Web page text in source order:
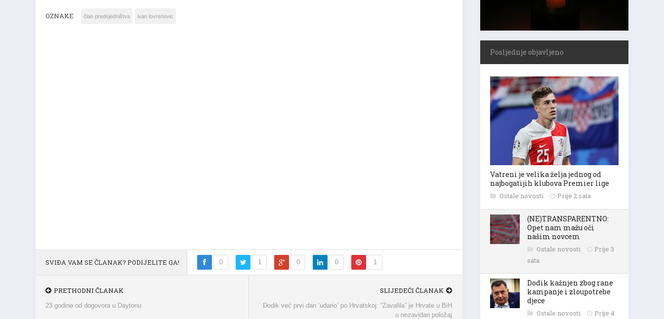
SVIĐA VAM SE ČLANAK? PODIJELITE GA! 0 1 0 0 1
PRETHODNI ČLANAK SLIJEDEĆI ČLANAK
u nezavidan položaj
Posljednje objavljeno
Vatreni je velika želja jednog od
najbogatijih klubova Premier lige
Ostale novosti Prije 2 sata
(NE)TRANSPARENTNO:
Opet nam mažu oči
našim novcem
Ostale novosti
Prije 3
sata
Dodik kažnjen zbog rane
kampanje i zloupotrebe
djece
Ostale novosti
Prije 4